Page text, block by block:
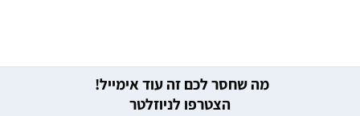
מה שחסר לכם זה עוד אימייל!
הצטרפו לניוזלטר